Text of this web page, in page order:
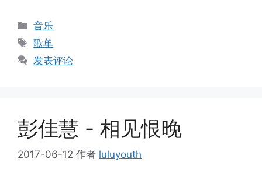
分
类
音乐
标
签
歌单
发表评论
彭佳慧 - 相见恨晚
2017-06-12 作者 luluyouth